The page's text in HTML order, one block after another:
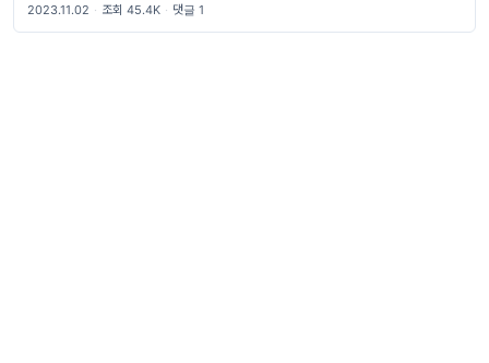
#밈추천 (22)
#하루휴재 (18)
2023.11.02 · 조회 45.4K · 댓글 1